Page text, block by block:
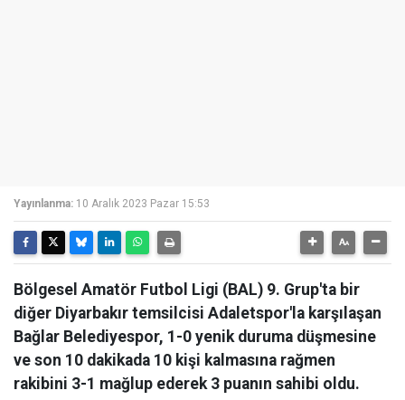
Yayınlanma: 10 Aralık 2023 Pazar 15:53
Bölgesel Amatör Futbol Ligi (BAL) 9. Grup'ta bir
diğer Diyarbakır temsilcisi Adaletspor'la karşılaşan
Bağlar Belediyespor, 1-0 yenik duruma düşmesine
ve son 10 dakikada 10 kişi kalmasına rağmen
rakibini 3-1 mağlup ederek 3 puanın sahibi oldu.